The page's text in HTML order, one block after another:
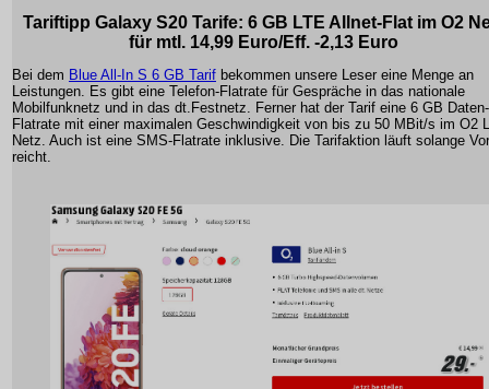
Tariftipp Galaxy S20 Tarife: 6 GB LTE Allnet-Flat im O2
für mtl. 14,99 Euro/Eff. -2,13 Euro
Bei dem Blue All-In S 6 GB Tarif bekommen unsere Leser eine Menge an
Leistungen. Es gibt eine Telefon-Flatrate für Gespräche in das nationale
Mobilfunknetz und in das dt.Festnetz. Ferner hat der Tarif eine 6 GB Daten-
Flatrate mit einer maximalen Geschwindigkeit von bis zu 50 MBit/s im O2
Netz. Auch ist eine SMS-Flatrate inklusive. Die Tarifaktion läuft solange
reicht.